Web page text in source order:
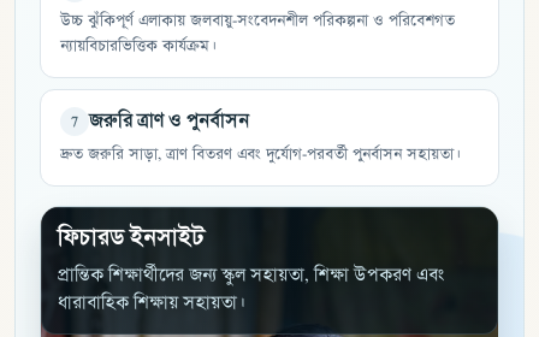
উচ্চ ঝুঁকিপূর্ণ এলাকায় জলবায়ু-সংবেদনশীল পরিকল্পনা ও পরিবেশগত
ন্যায়বিচারভিত্তিক কার্যক্রম।
7 জরুরি ত্রাণ ও পুনর্বাসন
দ্রুত জরুরি সাড়া, ত্রাণ বিতরণ এবং দুর্যোগ-পরবর্তী পুনর্বাসন সহায়তা।
ফিচারড ইনসাইট
প্রান্তিক শিক্ষার্থীদের জন্য স্কুল সহায়তা, শিক্ষা উপকরণ এবং
ধারাবাহিক শিক্ষায় সহায়তা।